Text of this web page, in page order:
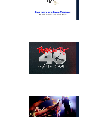
NÃO ISENTA
que execute
Regulamento
2025), são
restaurantes,